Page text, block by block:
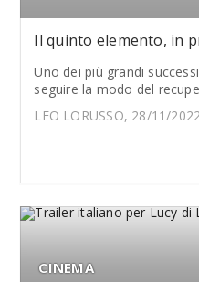
Il quinto elemento, in
Uno dei più grandi
seguire la modo del
LEO LORUSSO, 28/11/
CINEMA